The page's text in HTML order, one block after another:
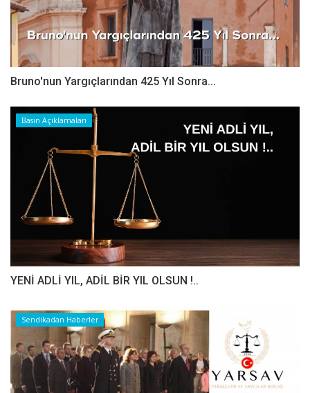
Bruno'nun Yargıçlarından 425 Yıl Sonra...
Basın Açıklamaları
YENİ ADLİ YIL, ADİL BİR YIL OLSUN !..
Sendikadan Haberler